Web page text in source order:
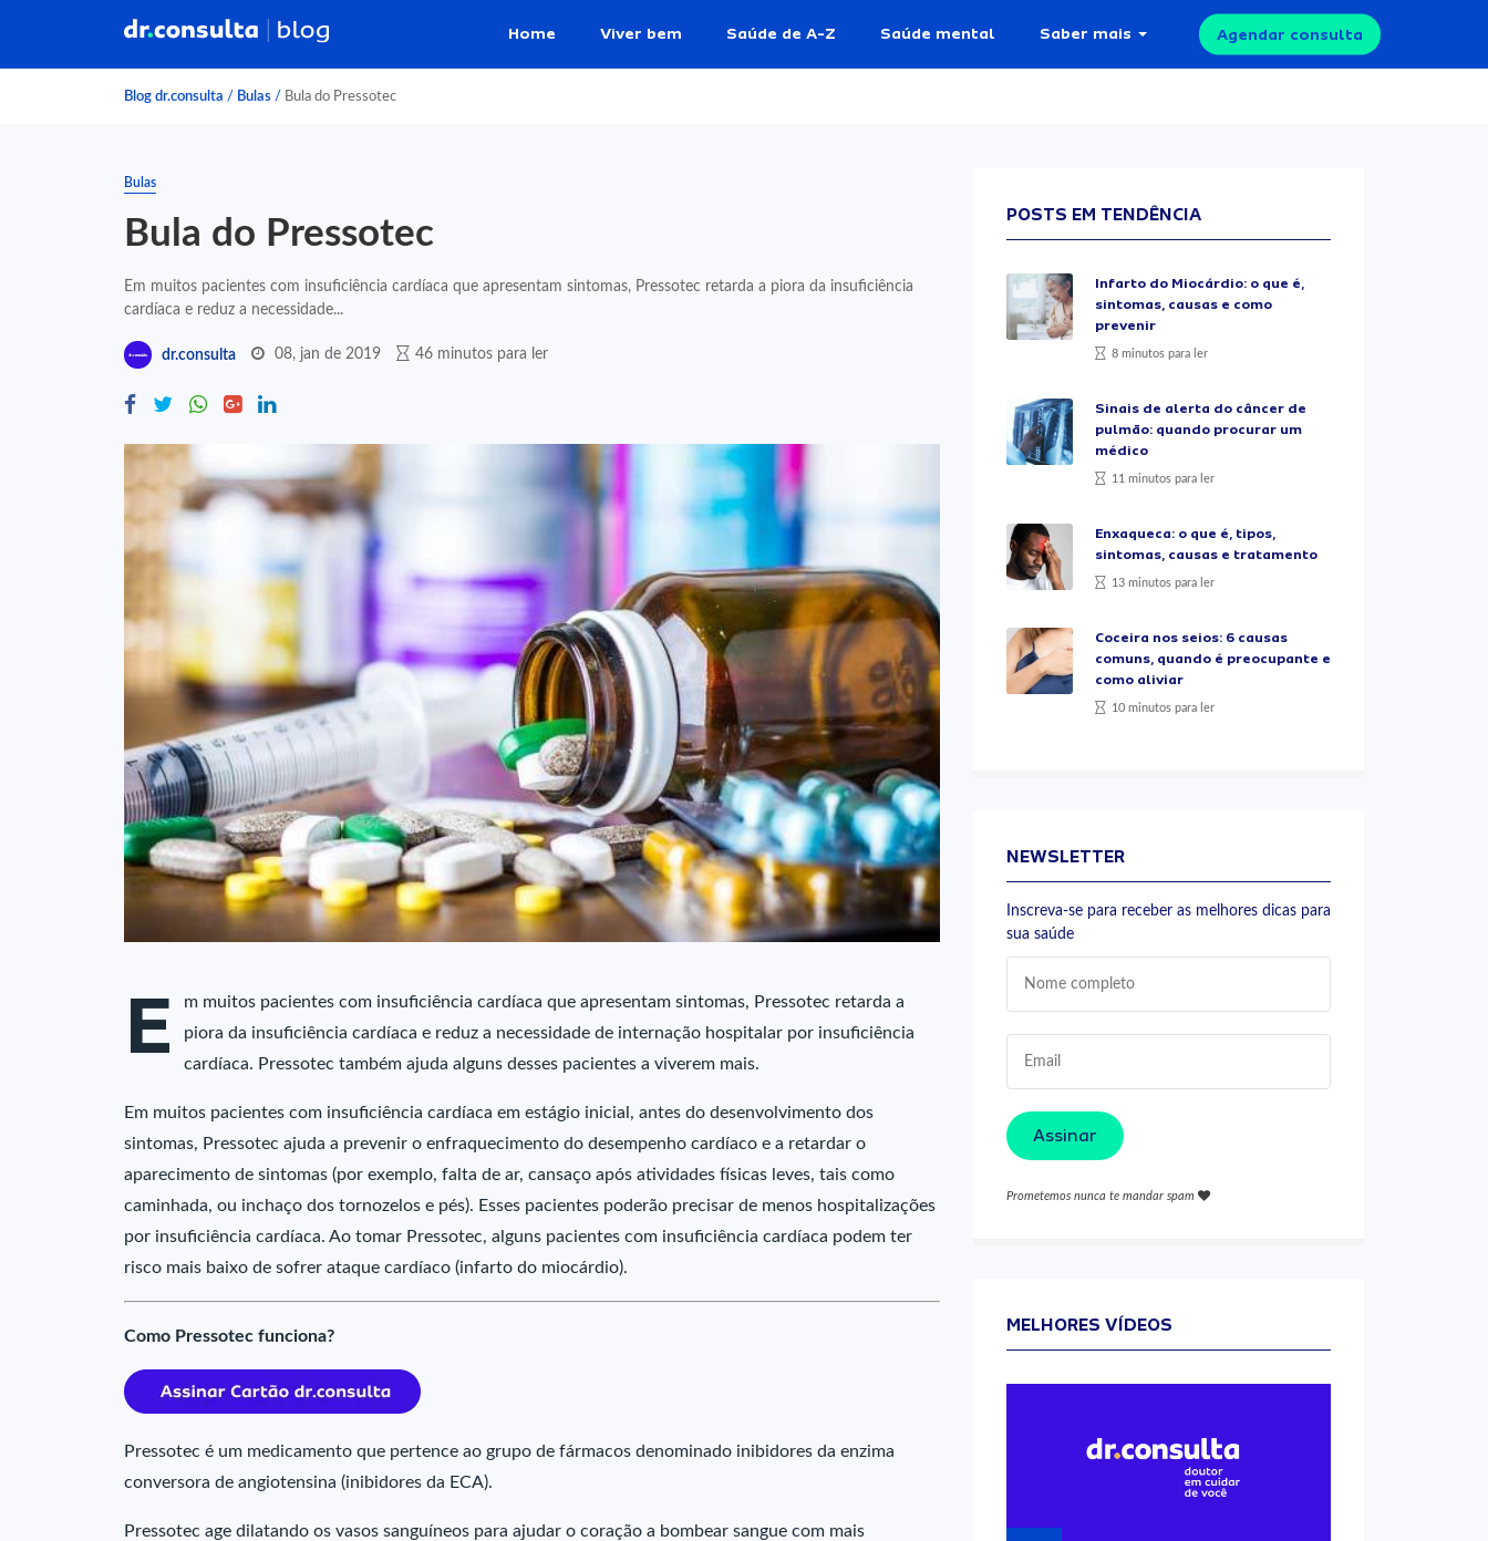
Home Viver bem Saúde de A-Z Saúde mental Saber mais Agendar consulta
Blog dr.consulta / Bulas / Bula do Pressotec
Bulas
Bula do Pressotec
Em muitos pacientes com insuficiência cardíaca que apresentam sintomas, Pressotec retarda a piora da insuficiência
cardíaca e reduz a necessidade...
dr.consulta 08, jan de 2019 46 minutos para ler
E
m muitos pacientes com insuficiência cardíaca que apresentam sintomas, Pressotec retarda a
piora da insuficiência cardíaca e reduz a necessidade de internação hospitalar por insuficiência
cardíaca. Pressotec também ajuda alguns desses pacientes a viverem mais.
Em muitos pacientes com insuficiência cardíaca em estágio inicial, antes do desenvolvimento dos
sintomas, Pressotec ajuda a prevenir o enfraquecimento do desempenho cardíaco e a retardar o
aparecimento de sintomas (por exemplo, falta de ar, cansaço após atividades físicas leves, tais como
caminhada, ou inchaço dos tornozelos e pés). Esses pacientes poderão precisar de menos hospitalizações
por insuficiência cardíaca. Ao tomar Pressotec, alguns pacientes com insuficiência cardíaca podem ter
risco mais baixo de sofrer ataque cardíaco (infarto do miocárdio).
Como Pressotec funciona?
Pressotec é um medicamento que pertence ao grupo de fármacos denominado inibidores da enzima
conversora de angiotensina (inibidores da ECA).
Pressotec age dilatando os vasos sanguíneos para ajudar o coração a bombear sangue com mais
POSTS EM TENDÊNCIA
Infarto do Miocárdio: o que é,
sintomas, causas e como
prevenir
8 minutos para ler
Sinais de alerta do câncer de
pulmão: quando procurar um
médico
11 minutos para ler
Enxaqueca: o que é, tipos,
sintomas, causas e tratamento
13 minutos para ler
Coceira nos seios: 6 causas
comuns, quando é preocupante e
como aliviar
10 minutos para ler
NEWSLETTER
Inscreva-se para receber as melhores dicas para
sua saúde
Assinar
Prometemos nunca te mandar spam
MELHORES VÍDEOS